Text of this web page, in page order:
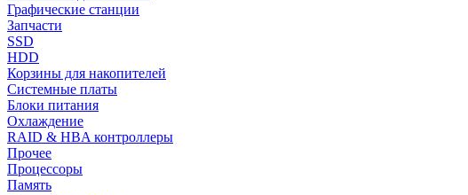
Графические станции
Запчасти
SSD
HDD
Корзины для накопителей
Системные платы
Блоки питания
Охлаждение
RAID & HBA контроллеры
Прочее
Процессоры
Память